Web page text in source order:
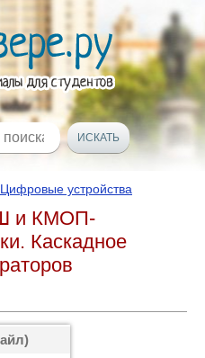
Цифровые устройства
и КМОП-
Каскадное